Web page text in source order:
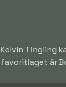
Kelvin Tingling
favoritlaget är